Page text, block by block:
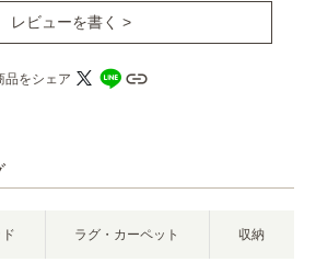
ラグ・カーペット 収納
レビューを書く >
品をシェア